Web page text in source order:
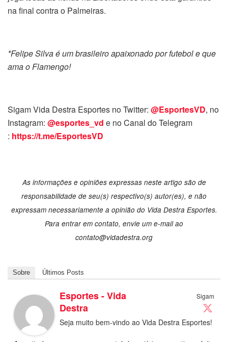
na final contra o Palmeiras.
*Felipe Silva é um brasileiro apaixonado por futebol e que
ama o Flamengo!
Sigam Vida Destra Esportes no Twitter: @EsportesVD, no
Instagram: @esportes_vd e no Canal do Telegram
: https://t.me/EsportesVD
As informações e opiniões expressas neste artigo são de
responsabilidade de seu(s) respectivo(s) autor(es), e não
expressam necessariamente a opinião do Vida Destra Esportes.
Para entrar em contato, envie um e-mail ao
contato@vidadestra.org
Sobre Últimos Posts
Sigam
Esportes - Vida
Destra
Seja muito bem-vindo ao Vida Destra Esportes!